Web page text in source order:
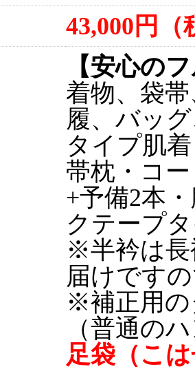
43,000円（
【安心の
着物、袋
履、バッ
タイプ肌着
帯枕・コ
+予備2本
クテープ
※半衿は長
届けです
※補正用の
（普通の
足袋（こ